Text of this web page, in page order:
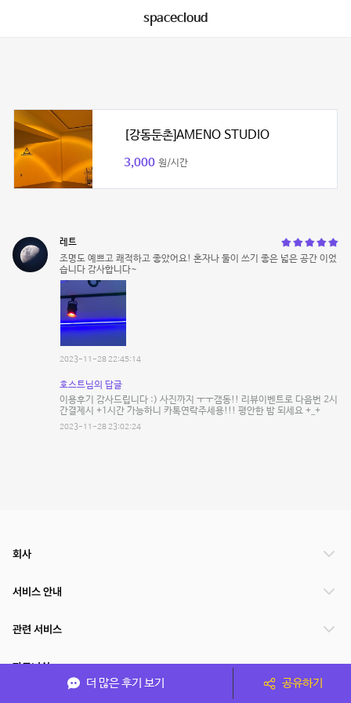
spacecloud
[강동둔촌]AMENO STUDIO
3,000 원/시간
레트
조명도 예쁘고 쾌적하고 좋았어요! 혼자나 둘이 쓰기 좋은 넓은 공간 이었
습니다 감사합니다~
2023-11-28 22:45:14
호스트님의 답글
이용후기 감사드립니다 :) 사진까지 ㅜㅜ갬동!! 리뷰이벤트로 다음번 2시
간결제시 +1시간 가능하니 카톡연락주세용!!! 평안한 밤 되세요 +_+
2023-11-28 23:02:24
더 많은 후기 보기 공유하기
회사
서비스 안내
관련 서비스
파트너쉽